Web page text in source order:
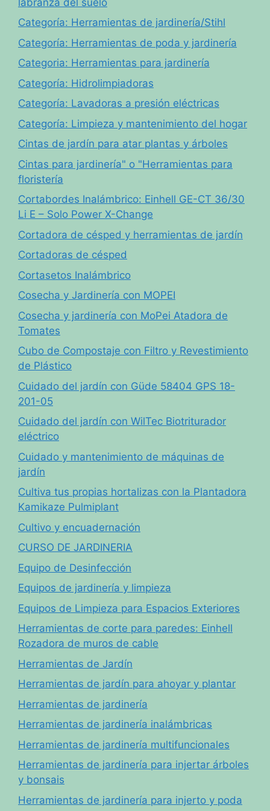
Categoría: Herramientas de jardinería/Stihl
Categoría: Herramientas de poda y jardinería
Categoria: Herramientas para jardinería
Categoría: Hidrolimpiadoras
Categoría: Lavadoras a presión eléctricas
Categoría: Limpieza y mantenimiento del hogar
Cintas de jardín para atar plantas y árboles
Cintas para jardinería" o "Herramientas para
floristería
Cortabordes Inalámbrico: Einhell GE-CT 36/30
Li E – Solo Power X-Change
Cortadora de césped y herramientas de jardín
Cortadoras de césped
Cortasetos Inalámbrico
Cosecha y Jardinería con MOPEI
Cosecha y jardinería con MoPei Atadora de
Tomates
Cubo de Compostaje con Filtro y Revestimiento
de Plástico
Cuidado del jardín con Güde 58404 GPS 18-
201-05
Cuidado del jardín con WilTec Biotriturador
eléctrico
Cuidado y mantenimiento de máquinas de
jardín
Cultiva tus propias hortalizas con la Plantadora
Kamikaze Pulmiplant
Cultivo y encuadernación
CURSO DE JARDINERIA
Equipo de Desinfección
Equipos de jardinería y limpieza
Equipos de Limpieza para Espacios Exteriores
Herramientas de corte para paredes: Einhell
Rozadora de muros de cable
Herramientas de Jardín
Herramientas de jardín para ahoyar y plantar
Herramientas de jardinería
Herramientas de jardinería inalámbricas
Herramientas de jardinería multifuncionales
Herramientas de jardinería para injertar árboles
y bonsais
Herramientas de jardinería para injerto y poda